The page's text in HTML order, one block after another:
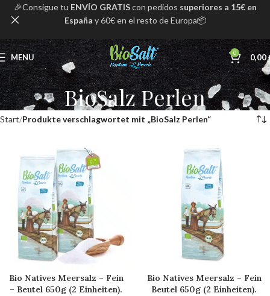
MENU 0 0,00
BioSalz Perlen
Start Produkte verschlagwortet mit „BioSalz Perlen“
Bio Natives Meersalz – Fein
– Beutel 650g (2 Einheiten).
Bio Natives Meersalz – Fein
Beutel 650g (2 Einheiten).
🎉Consigue tu ENVÍO GRATIScon pedidos superiores a 15€ en
España y 60€ en el resto de Europa📦